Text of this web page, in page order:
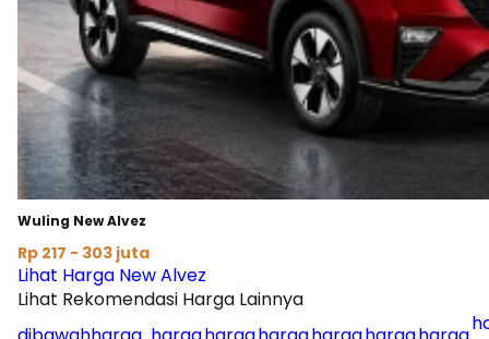
Wuling New Alvez
Rp 217 - 303 juta
Lihat Harga New Alvez
Lihat Rekomendasi Harga Lainnya